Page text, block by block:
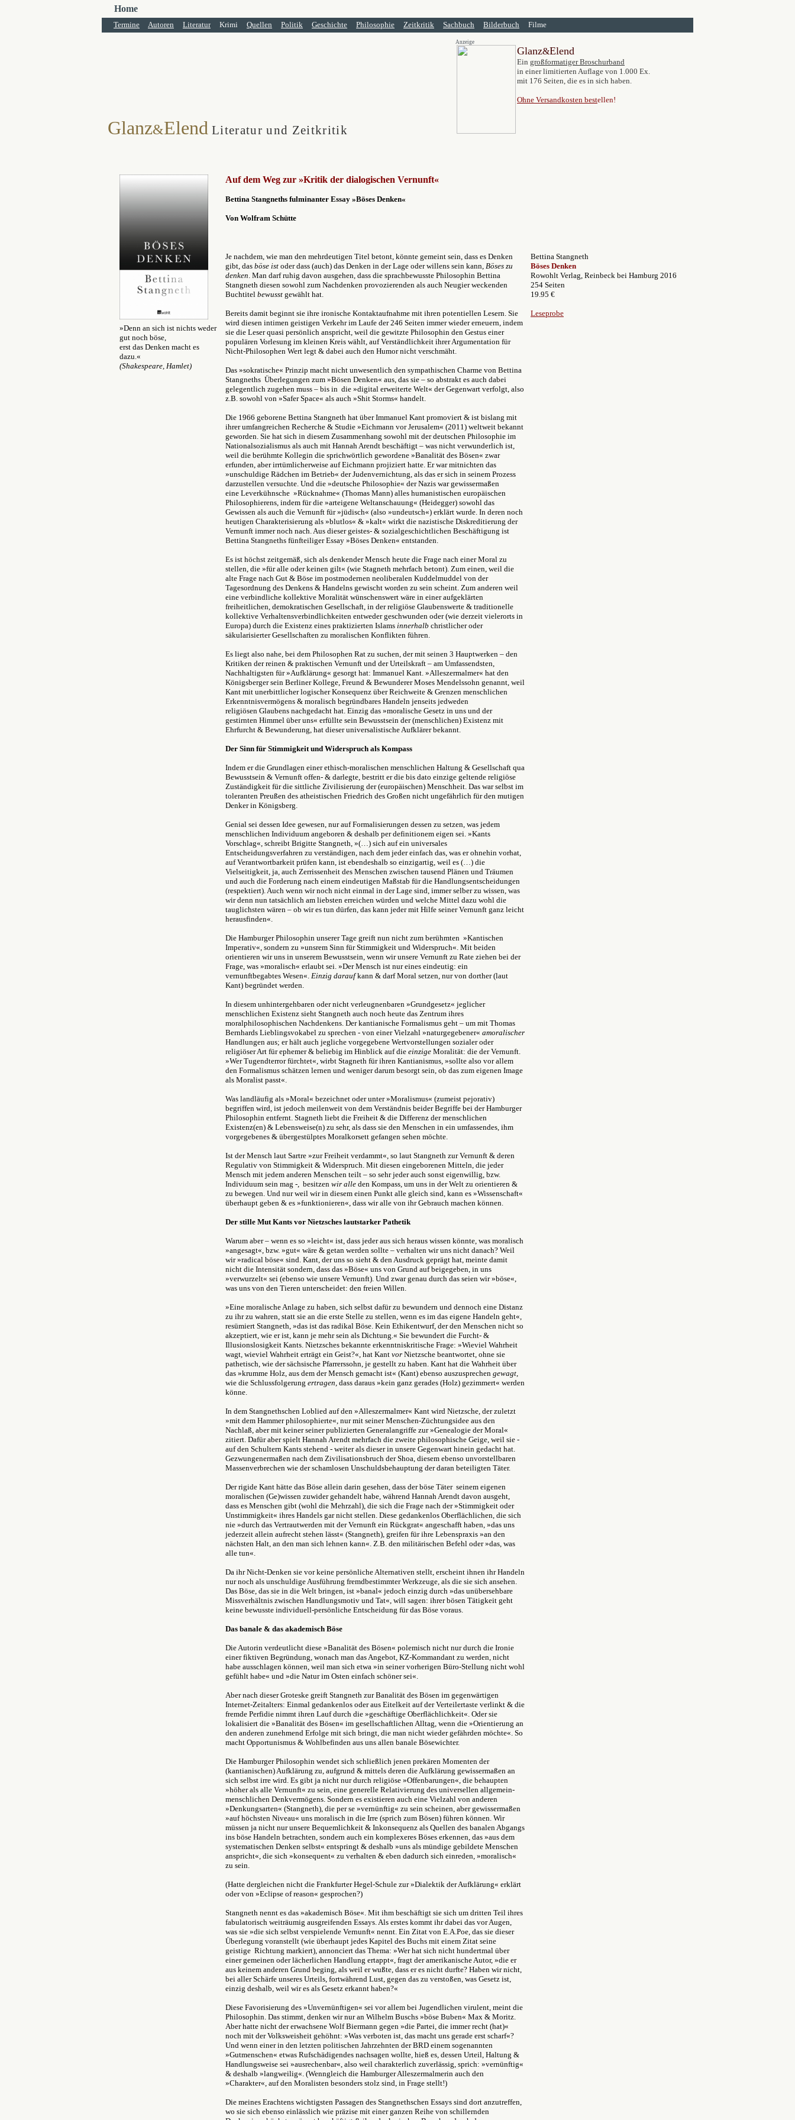
Home
Termine Autoren Literatur Krimi Quellen Politik Geschichte Philosophie Zeitkritik Sachbuch Bilderbuch Filme
Glanz&Elend Literatur und Zeitkritik
Anzeige
Glanz&Elend
Ein großformatiger Broschurband
in einer limitierten Auflage von 1.000 Ex.
mit 176 Seiten, die es in sich haben.
Ohne Versandkosten bestellen!
»Denn an sich ist nichts weder
gut noch böse,
erst das Denken macht es
dazu.«
(Shakespeare, Hamlet)
Auf dem Weg zur »Kritik der dialogischen Vernunft«
Bettina Stangneths fulminanter Essay »Böses Denken«
Von Wolfram Schütte
Je nachdem, wie man den mehrdeutigen Titel betont, könnte gemeint sein, dass es Denken
gibt, das böse ist oder dass (auch) das Denken in der Lage oder willens sein kann, Böses zu
denken. Man darf ruhig davon ausgehen, dass die sprachbewusste Philosophin Bettina
Stangneth diesen sowohl zum Nachdenken provozierenden als auch Neugier weckenden
Buchtitel bewusst gewählt hat.
Bereits damit beginnt sie ihre ironische Kontaktaufnahme mit ihren potentiellen Lesern. Sie
wird diesen intimen geistigen Verkehr im Laufe der 246 Seiten immer wieder erneuern, indem
sie die Leser quasi persönlich anspricht, weil die gewitzte Philosophin den Gestus einer
populären Vorlesung im kleinen Kreis wählt, auf Verständlichkeit ihrer Argumentation für
Nicht-Philosophen Wert legt & dabei auch den Humor nicht verschmäht.
Das »sokratische« Prinzip macht nicht unwesentlich den sympathischen Charme von Bettina
Stangneths Überlegungen zum »Bösen Denken« aus, das sie – so abstrakt es auch dabei
gelegentlich zugehen muss – bis in die »digital erweiterte Welt« der Gegenwart verfolgt, also
z.B. sowohl von »Safer Space« als auch »Shit Storms« handelt.
Die 1966 geborene Bettina Stangneth hat über Immanuel Kant promoviert & ist bislang mit
ihrer umfangreichen Recherche & Studie »Eichmann vor Jerusalem« (2011) weltweit bekannt
geworden. Sie hat sich in diesem Zusammenhang sowohl mit der deutschen Philosophie im
Nationalsozialismus als auch mit Hannah Arendt beschäftigt – was nicht verwunderlich ist,
weil die berühmte Kollegin die sprichwörtlich gewordene »Banalität des Bösen« zwar
erfunden, aber irrtümlicherweise auf Eichmann projiziert hatte. Er war mitnichten das
»unschuldige Rädchen im Betrieb« der Judenvernichtung, als das er sich in seinem Prozess
darzustellen versuchte. Und die »deutsche Philosophie« der Nazis war gewissermaßen
eine Leverkühnsche »Rücknahme« (Thomas Mann) alles humanistischen europäischen
Philosophierens, indem für die »arteigene Weltanschauung« (Heidegger) sowohl das
Gewissen als auch die Vernunft für »jüdisch« (also »undeutsch«) erklärt wurde. In deren noch
heutigen Charakterisierung als »blutlos« & »kalt« wirkt die nazistische Diskreditierung der
Vernunft immer noch nach. Aus dieser geistes- & sozialgeschichtlichen Beschäftigung ist
Bettina Stangneths fünfteiliger Essay »Böses Denken« entstanden.
Es ist höchst zeitgemäß, sich als denkender Mensch heute die Frage nach einer Moral zu
stellen, die »für alle oder keinen gilt« (wie Stagneth mehrfach betont). Zum einen, weil die
alte Frage nach Gut & Böse im postmodernen neoliberalen Kuddelmuddel von der
Tagesordnung des Denkens & Handelns gewischt worden zu sein scheint. Zum anderen weil
eine verbindliche kollektive Moralität wünschenswert wäre in einer aufgeklärten
freiheitlichen, demokratischen Gesellschaft, in der religiöse Glaubenswerte & traditionelle
kollektive Verhaltensverbindlichkeiten entweder geschwunden oder (wie derzeit vielerorts in
Europa) durch die Existenz eines praktizierten Islams innerhalb christlicher oder
säkularisierter Gesellschaften zu moralischen Konflikten führen.
Es liegt also nahe, bei dem Philosophen Rat zu suchen, der mit seinen 3 Hauptwerken – den
Kritiken der reinen & praktischen Vernunft und der Urteilskraft – am Umfassendsten,
Nachhaltigsten für »Aufklärung« gesorgt hat: Immanuel Kant. »Alleszermalmer« hat den
Königsberger sein Berliner Kollege, Freund & Bewunderer Moses Mendelssohn genannt, weil
Kant mit unerbittlicher logischer Konsequenz über Reichweite & Grenzen menschlichen
Erkenntnisvermögens & moralisch begründbares Handeln jenseits jedweden
religiösen Glaubens nachgedacht hat. Einzig das »moralische Gesetz in uns und der
gestirnten Himmel über uns« erfüllte sein Bewusstsein der (menschlichen) Existenz mit
Ehrfurcht & Bewunderung, hat dieser universalistische Aufklärer bekannt.
Der Sinn für Stimmigkeit und Widerspruch als Kompass
Indem er die Grundlagen einer ethisch-moralischen menschlichen Haltung & Gesellschaft qua
Bewusstsein & Vernunft offen- & darlegte, bestritt er die bis dato einzige geltende religiöse
Zuständigkeit für die sittliche Zivilisierung der (europäischen) Menschheit. Das war selbst im
toleranten Preußen des atheistischen Friedrich des Großen nicht ungefährlich für den mutigen
Denker in Königsberg.
Genial sei dessen Idee gewesen, nur auf Formalisierungen dessen zu setzen, was jedem
menschlichen Individuum angeboren & deshalb per definitionem eigen sei. »Kants
Vorschlag«, schreibt Brigitte Stangneth, »(…) sich auf ein universales
Entscheidungsverfahren zu verständigen, nach dem jeder einfach das, was er ohnehin vorhat,
auf Verantwortbarkeit prüfen kann, ist ebendeshalb so einzigartig, weil es (…) die
Vielseitigkeit, ja, auch Zerrissenheit des Menschen zwischen tausend Plänen und Träumen
und auch die Forderung nach einem eindeutigen Maßstab für die Handlungsentscheidungen
(respektiert). Auch wenn wir noch nicht einmal in der Lage sind, immer selber zu wissen, was
wir denn nun tatsächlich am liebsten erreichen würden und welche Mittel dazu wohl die
tauglichsten wären – ob wir es tun dürfen, das kann jeder mit Hilfe seiner Vernunft ganz leicht
herausfinden«.
Die Hamburger Philosophin unserer Tage greift nun nicht zum berühmten »Kantischen
Imperativ«, sondern zu »unsrem Sinn für Stimmigkeit und Widerspruch«. Mit beiden
orientieren wir uns in unserem Bewusstsein, wenn wir unsere Vernunft zu Rate ziehen bei der
Frage, was »moralisch« erlaubt sei. »Der Mensch ist nur eines eindeutig: ein
vernunftbegabtes Wesen«. Einzig daraufkann & darf Moral setzen, nur von dorther (laut
Kant) begründet werden.
In diesem unhintergehbaren oder nicht verleugnenbaren »Grundgesetz« jeglicher
menschlichen Existenz sieht Stangneth auch noch heute das Zentrum ihres
moralphilosophischen Nachdenkens. Der kantianische Formalismus geht – um mit Thomas
Bernhards Lieblingsvokabel zu sprechen - von einer Vielzahl »naturgegebener« amoralischer
Handlungen aus; er hält auch jegliche vorgegebene Wertvorstellungen sozialer oder
religiöser Art für ephemer & beliebig im Hinblick auf die einzige Moralität: die der Vernunft.
»Wer Tugendterror fürchtet«, wirbt Stagneth für ihren Kantianismus, »sollte also vor allem
den Formalismus schätzen lernen und weniger darum besorgt sein, ob das zum eigenen Image
als Moralist passt«.
Was landläufig als »Moral« bezeichnet oder unter »Moralismus« (zumeist pejorativ)
begriffen wird, ist jedoch meilenweit von dem Verständnis beider Begriffe bei der Hamburger
Philosophin entfernt. Stagneth liebt die Freiheit & die Differenz der menschlichen
Existenz(en) & Lebensweise(n) zu sehr, als dass sie den Menschen in ein umfassendes, ihm
vorgegebenes & übergestülptes Moralkorsett gefangen sehen möchte.
Ist der Mensch laut Sartre »zur Freiheit verdammt«, so laut Stangneth zur Vernunft & deren
Regulativ von Stimmigkeit & Widerspruch. Mit diesen eingeborenen Mitteln, die jeder
Mensch mit jedem anderen Menschen teilt – so sehr jeder auch sonst eigenwillig, bzw.
Individuum sein mag -, besitzen wir alle den Kompass, um uns in der Welt zu orientieren &
zu bewegen. Und nur weil wir in diesem einen Punkt alle gleich sind, kann es »Wissenschaft«
überhaupt geben & es »funktionieren«, dass wir alle von ihr Gebrauch machen können.
Der stille Mut Kants vor Nietzsches lautstarker Pathetik
Warum aber – wenn es so »leicht« ist, dass jeder aus sich heraus wissen könnte, was moralisch
»angesagt«, bzw. »gut« wäre & getan werden sollte – verhalten wir uns nicht danach? Weil
wir »radical böse« sind. Kant, der uns so sieht & den Ausdruck geprägt hat, meinte damit
nicht die Intensität sondern, dass das »Böse« uns von Grund auf beigegeben, in uns
»verwurzelt« sei (ebenso wie unsere Vernunft). Und zwar genau durch das seien wir »böse«,
was uns von den Tieren unterscheidet: den freien Willen.
»Eine moralische Anlage zu haben, sich selbst dafür zu bewundern und dennoch eine Distanz
zu ihr zu wahren, statt sie an die erste Stelle zu stellen, wenn es im das eigene Handeln geht«,
resümiert Stangneth, »das ist das radikal Böse. Kein Ethikentwurf, der den Menschen nicht so
akzeptiert, wie er ist, kann je mehr sein als Dichtung.« Sie bewundert die Furcht- &
Illusionslosigkeit Kants. Nietzsches bekannte erkenntniskritische Frage: »Wieviel Wahrheit
wagt, wieviel Wahrheit erträgt ein Geist?«, hat Kant vor Nietzsche beantwortet, ohne sie
pathetisch, wie der sächsische Pfarrerssohn, je gestellt zu haben. Kant hat die Wahrheit über
das »krumme Holz, aus dem der Mensch gemacht ist« (Kant) ebenso auszusprechen gewagt,
wie die Schlussfolgerung ertragen, dass daraus »kein ganz gerades (Holz) gezimmert« werden
könne.
In dem Stangnethschen Loblied auf den »Alleszermalmer« Kant wird Nietzsche, der zuletzt
»mit dem Hammer philosophierte«, nur mit seiner Menschen-Züchtungsidee aus den
Nachlaß, aber mit keiner seiner publizierten Generalangriffe zur »Genealogie der Moral«
zitiert. Dafür aber spielt Hannah Arendt mehrfach die zweite philosophische Geige, weil sie -
auf den Schultern Kants stehend - weiter als dieser in unsere Gegenwart hinein gedacht hat.
Gezwungenermaßen nach dem Zivilisationsbruch der Shoa, diesem ebenso unvorstellbaren
Massenverbrechen wie der schamlosen Unschuldsbehauptung der daran beteiligten Täter.
Der rigide Kant hätte das Böse allein darin gesehen, dass der böse Täter seinem eigenen
moralischen (Ge)wissen zuwider gehandelt habe, während Hannah Arendt davon ausgeht,
dass es Menschen gibt (wohl die Mehrzahl), die sich die Frage nach der »Stimmigkeit oder
Unstimmigkeit« ihres Handels gar nicht stellen. Diese gedankenlos Oberflächlichen, die sich
nie »durch das Vertrautwerden mit der Vernunft ein Rückgrat« angeschafft haben, »das uns
jederzeit allein aufrecht stehen lässt« (Stangneth), greifen für ihre Lebenspraxis »an den
nächsten Halt, an den man sich lehnen kann«. Z.B. den militärischen Befehl oder »das, was
alle tun«.
Da ihr Nicht-Denken sie vor keine persönliche Alternativen stellt, erscheint ihnen ihr Handeln
nur noch als unschuldige Ausführung fremdbestimmter Werkzeuge, als die sie sich ansehen.
Das Böse, das sie in die Welt bringen, ist »banal« jedoch einzig durch »das unübersehbare
Missverhältnis zwischen Handlungsmotiv und Tat«, will sagen: ihrer bösen Tätigkeit geht
keine bewusste individuell-persönliche Entscheidung für das Böse voraus.
Das banale & das akademisch Böse
Die Autorin verdeutlicht diese »Banalität des Bösen« polemisch nicht nur durch die Ironie
einer fiktiven Begründung, wonach man das Angebot, KZ-Kommandant zu werden, nicht
habe ausschlagen können, weil man sich etwa »in seiner vorherigen Büro-Stellung nicht wohl
gefühlt habe« und »die Natur im Osten einfach schöner sei«.
Aber nach dieser Groteske greift Stangneth zur Banalität des Bösen im gegenwärtigen
Internet-Zeitalters: Einmal gedankenlos oder aus Eitelkeit auf der Verteilertaste verlinkt & die
fremde Perfidie nimmt ihren Lauf durch die »geschäftige Oberflächlichkeit«. Oder sie
lokalisiert die »Banalität des Bösen« im gesellschaftlichen Alltag, wenn die »Orientierung an
den anderen zunehmend Erfolge mit sich bringt, die man nicht wieder gefährden möchte«. So
macht Opportunismus & Wohlbefinden aus uns allen banale Bösewichter.
Die Hamburger Philosophin wendet sich schließlich jenen prekären Momenten der
(kantianischen) Aufklärung zu, aufgrund & mittels deren die Aufklärung gewissermaßen an
sich selbst irre wird. Es gibt ja nicht nur durch religiöse »Offenbarungen«, die behaupten
»höher als alle Vernunft« zu sein, eine generelle Relativierung des universellen allgemein-
menschlichen Denkvermögens. Sondern es existieren auch eine Vielzahl von anderen
»Denkungsarten« (Stangneth), die per se »vernünftig« zu sein scheinen, aber gewissermaßen
»auf höchsten Niveau« uns moralisch in die Irre (sprich zum Bösen) führen können. Wir
müssen ja nicht nur unsere Bequemlichkeit & Inkonsequenz als Quellen des banalen Abgangs
ins böse Handeln betrachten, sondern auch ein komplexeres Böses erkennen, das »aus dem
systematischen Denken selbst« entspringt & deshalb »uns als mündige gebildete Menschen
anspricht«, die sich »konsequent« zu verhalten & eben dadurch sich einreden, »moralisch«
zu sein.
(Hatte dergleichen nicht die Frankfurter Hegel-Schule zur »Dialektik der Aufklärung« erklärt
oder von »Eclipse of reason« gesprochen?)
Stangneth nennt es das »akademisch Böse«. Mit ihm beschäftigt sie sich um dritten Teil ihres
fabulatorisch weiträumig ausgreifenden Essays. Als erstes kommt ihr dabei das vor Augen,
was sie »die sich selbst verspielende Vernunft« nennt. Ein Zitat von E.A.Poe, das sie dieser
Überlegung voranstellt (wie überhaupt jedes Kapitel des Buchs mit einem Zitat seine
geistige Richtung markiert), annonciert das Thema: »Wer hat sich nicht hundertmal über
einer gemeinen oder lächerlichen Handlung ertappt«, fragt der amerikanische Autor, »die er
aus keinem anderen Grund beging, als weil er wußte, dass er es nicht durfte? Haben wir nicht,
bei aller Schärfe unseres Urteils, fortwährend Lust, gegen das zu verstoßen, was Gesetz ist,
einzig deshalb, weil wir es als Gesetz erkannt haben?«
Diese Favorisierung des »Unvernünftigen« sei vor allem bei Jugendlichen virulent, meint die
Philosophin. Das stimmt, denken wir nur an Wilhelm Buschs »böse Buben« Max & Moritz.
Aber hatte nicht der erwachsene Wolf Biermann gegen »die Partei, die immer recht (hat)«
noch mit der Volksweisheit gehöhnt: »Was verboten ist, das macht uns gerade erst scharf«?
Und wenn einer in den letzten politischen Jahrzehnten der BRD einem sogenannten
»Gutmenschen« etwas Rufschädigendes nachsagen wollte, hieß es, dessen Urteil, Haltung &
Handlungsweise sei »ausrechenbar«, also weil charakterlich zuverlässig, sprich: »vernünftig«
& deshalb »langweilig«. (Wenngleich die Hamburger Alleszermalmerin auch den
»Charakter«, auf den Moralisten besonders stolz sind, in Frage stellt!)
Die meines Erachtens wichtigsten Passagen des Stangnethschen Essays sind dort anzutreffen,
wo sie sich ebenso einlässlich wie präzise mit einer ganzen Reihe von schillernden
Bettina Stangneth
Böses Denken
Rowohlt Verlag, Reinbeck bei Hamburg 2016
254 Seiten
19.95 €
Leseprobe